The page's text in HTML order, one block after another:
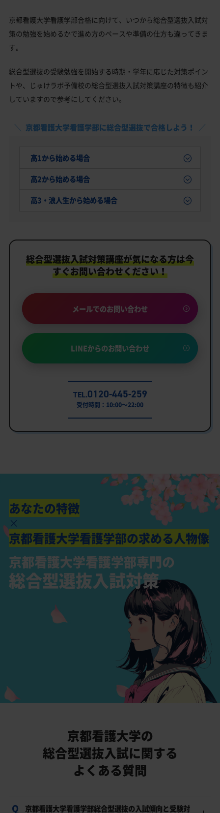
京都看護大学看護学部合格に向けて、いつから総合型選抜入試対
策の勉強を始めるかで進め方のペースや準備の仕方も違ってきま
す。
総合型選抜の受験勉強を開始する時期・学年に応じた対策ポイン
トや、じゅけラボ予備校の総合型選抜入試対策講座の特徴も紹介
していますので参考にしてください。
京都看護大学看護学部に総合型選抜で合格しよう！
高1から始める場合
高2から始める場合
高3・浪人生から始める場合
総合型選抜入試対策講座が気になる方は今
すぐお問い合わせください！
メールでのお問い合わせ
LINEからのお問い合わせ
TEL.0120-445-259
受付時間：10:00～22:00
あなたの特徴
×
京都看護大学看護学部の求める人物像
京都看護大学看護学部専門の
総合型選抜入試対策
京都看護大学の
総合型選抜入試に関する
よくある質問
京都看護大学看護学部総合型選抜の入試傾向と受験対